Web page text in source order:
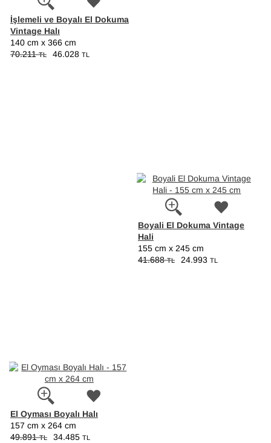
İşlemeli ve Boyalı El Dokuma
Vintage Halı
140 cm x 366 cm
70.211TL 46.028 TL
Boyali El Dokuma Vintage
Hali
155 cm x 245 cm
41.688TL 24.993 TL
El Oyması Boyalı Halı
157 cm x 264 cm
49.891TL 34.485 TL